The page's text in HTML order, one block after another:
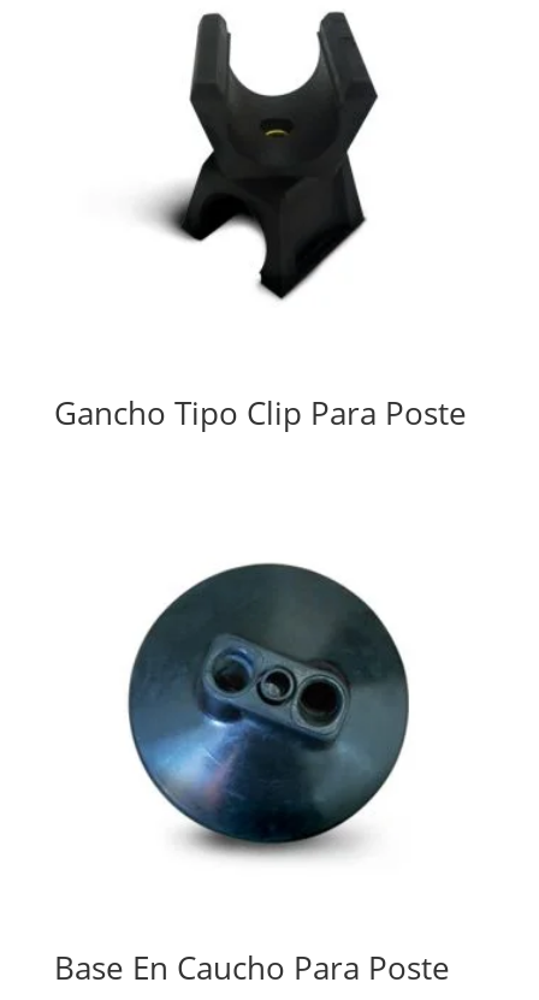
Gancho Tipo Clip Para Poste
Base En Caucho Para Poste